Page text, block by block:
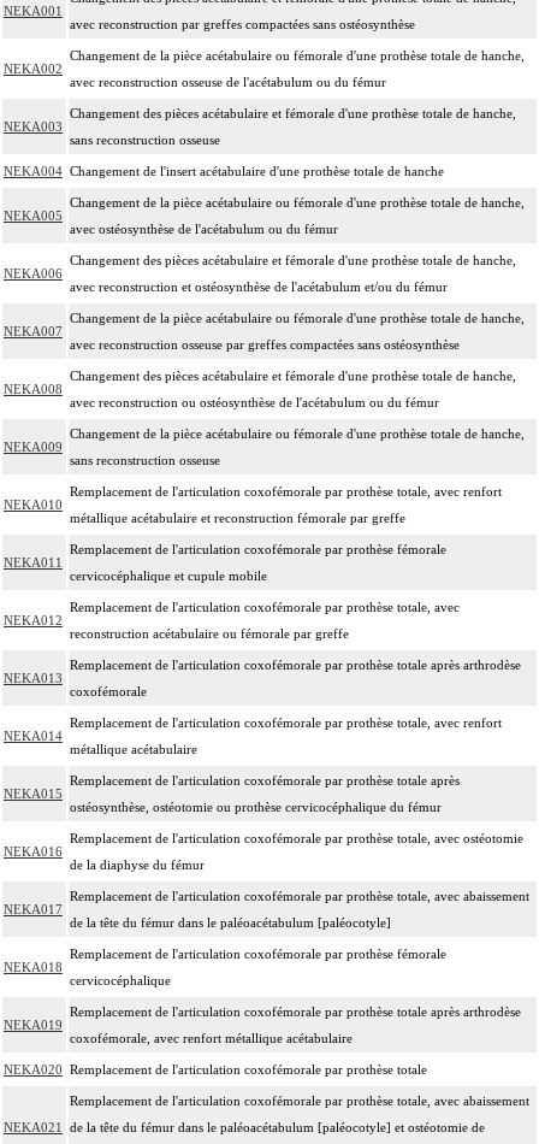
NEKA001
avec reconstruction par greffes compactées sans ostéosynthèse
NEKA002
Changement de la pièce acétabulaire ou fémorale d'une prothèse totale de hanche,
avec reconstruction osseuse de l'acétabulum ou du fémur
NEKA003
Changement des pièces acétabulaire et fémorale d'une prothèse totale de hanche,
sans reconstruction osseuse
NEKA004 Changement de l'insert acétabulaire d'une prothèse totale de hanche
NEKA005
Changement de la pièce acétabulaire ou fémorale d'une prothèse totale de hanche,
avec ostéosynthèse de l'acétabulum ou du fémur
NEKA006
Changement des pièces acétabulaire et fémorale d'une prothèse totale de hanche,
avec reconstruction et ostéosynthèse de l'acétabulum et/ou du fémur
NEKA007
Changement de la pièce acétabulaire ou fémorale d'une prothèse totale de hanche,
avec reconstruction osseuse par greffes compactées sans ostéosynthèse
NEKA008
Changement des pièces acétabulaire et fémorale d'une prothèse totale de hanche,
avec reconstruction ou ostéosynthèse de l'acétabulum ou du fémur
NEKA009
Changement de la pièce acétabulaire ou fémorale d'une prothèse totale de hanche,
sans reconstruction osseuse
NEKA010
Remplacement de l'articulation coxofémorale par prothèse totale, avec renfort
métallique acétabulaire et reconstruction fémorale par greffe
NEKA011
Remplacement de l'articulation coxofémorale par prothèse fémorale
cervicocéphalique et cupule mobile
NEKA012
Remplacement de l'articulation coxofémorale par prothèse totale, avec
reconstruction acétabulaire ou fémorale par greffe
NEKA013
Remplacement de l'articulation coxofémorale par prothèse totale après arthrodèse
coxofémorale
NEKA014
Remplacement de l'articulation coxofémorale par prothèse totale, avec renfort
métallique acétabulaire
NEKA015
Remplacement de l'articulation coxofémorale par prothèse totale après
ostéosynthèse, ostéotomie ou prothèse cervicocéphalique du fémur
NEKA016
Remplacement de l'articulation coxofémorale par prothèse totale, avec ostéotomie
de la diaphyse du fémur
NEKA017
Remplacement de l'articulation coxofémorale par prothèse totale, avec abaissement
de la tête du fémur dans le paléoacétabulum [paléocotyle]
NEKA018
Remplacement de l'articulation coxofémorale par prothèse fémorale
cervicocéphalique
NEKA019
Remplacement de l'articulation coxofémorale par prothèse totale après arthrodèse
coxofémorale, avec renfort métallique acétabulaire
NEKA020 Remplacement de l'articulation coxofémorale par prothèse totale
NEKA021
Remplacement de l'articulation coxofémorale par prothèse totale, avec abaissement
de la tête du fémur dans le paléoacétabulum [paléocotyle] et ostéotomie de